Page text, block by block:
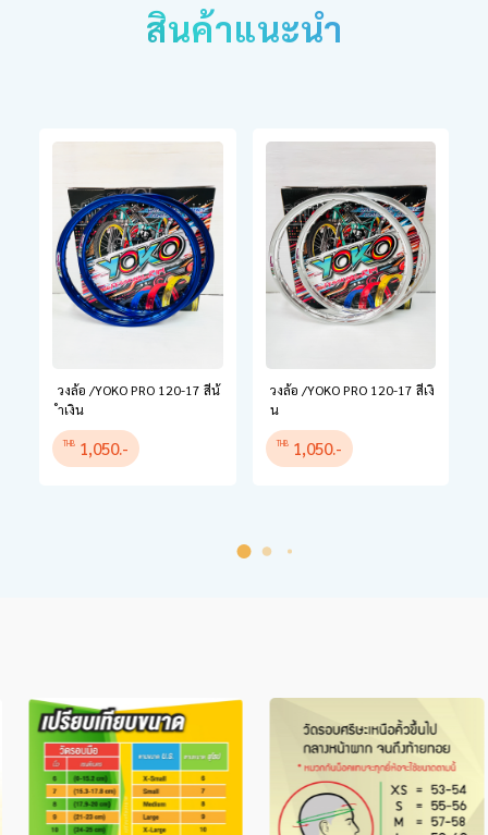
สินค้าแนะนำ
วงล้อ /YOKO PRO 120-17 สีน้
ำเงิน
THB 1,050.-
วงล้อ /YOKO PRO 120-17 สีเงิ
น
THB1,050.-